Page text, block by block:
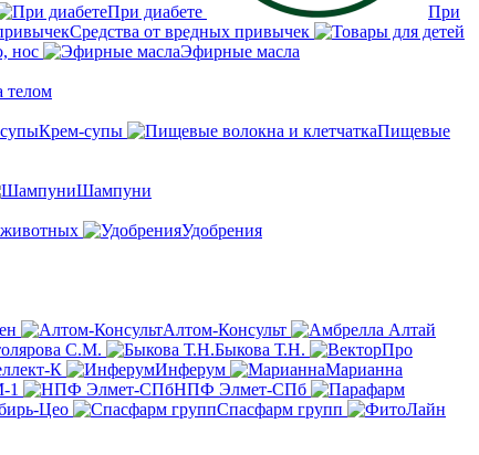
При диабете
При
Средства от вредных привычек
нос
Эфирные масла
телом
Крем-супы
Пищевые
Шампуни
Удобрения
Алтом-Консульт
С.М.
Быкова Т.Н.
К Инферум
Марианна
1
НПФ Элмет-СПб
Цео
Спасфарм групп